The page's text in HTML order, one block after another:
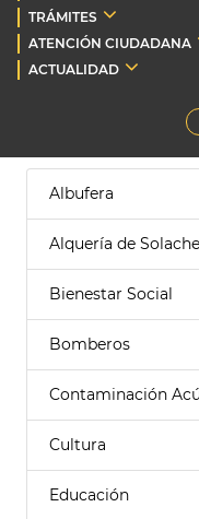
TRÁMITES
ATENCIÓN CIUDADANA
ACTUALIDAD
Albufera
Alquería de Solache
Bienestar Social
Bomberos
Contaminación
Cultura
Educación